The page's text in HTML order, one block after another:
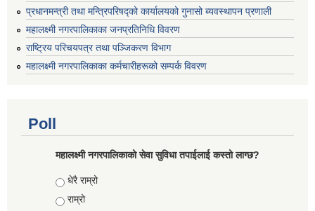
प्रधानमन्त्री तथा मन्त्रिपरिषद्को कार्यालयको गुनासो ब्यवस्थापन प्रणाली
महालक्ष्मी नगरपालिकाका जनप्रतिनिधि विवरण
राष्ट्रिय परिचयपत्र तथा पञ्जिकरण विभाग
महालक्ष्मी नगरपालिकाका कर्मचारीहरूको सम्पर्क विवरण
Poll
महालक्ष्मी नगरपालिकाको सेवा सुविधा तपाईलाई कस्तो लाग्छ?
Choices
धेरै राम्रो
राम्रो